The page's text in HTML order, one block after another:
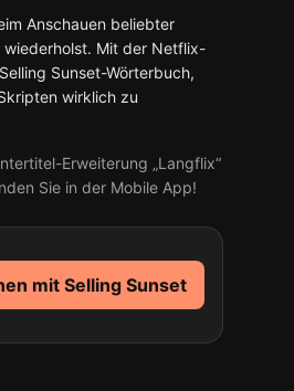
Anschauen beliebter
wiederholst. Mit der Netflix-
Sunset-Wörterbuch,
wirklich zu
Erweiterung „Langflix“
Sie in der Mobile App!
mit Selling Sunset